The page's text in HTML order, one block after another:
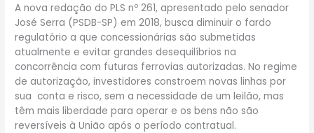
A nova redação do PLS nº 261, apresentado pelo senador
José Serra (PSDB-SP) em 2018, busca diminuir o fardo
regulatório a que concessionárias são submetidas
atualmente e evitar grandes desequilíbrios na
concorrência com futuras ferrovias autorizadas. No regime
de autorização, investidores constroem novas linhas por
sua conta e risco, sem a necessidade de um leilão, mas
têm mais liberdade para operar e os bens não são
reversíveis à União após o período contratual.